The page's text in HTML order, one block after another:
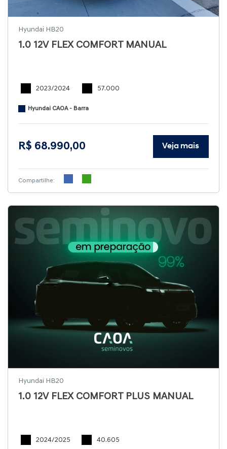
Hyundai HB20
1.0 12V FLEX COMFORT MANUAL
2023/2024 57.000
Hyundai CAOA - Barra
R$ 68.990,00 Veja mais
Compartilhe:
Hyundai HB20
1.0 12V FLEX COMFORT PLUS MANUAL
2024/2025 40.605